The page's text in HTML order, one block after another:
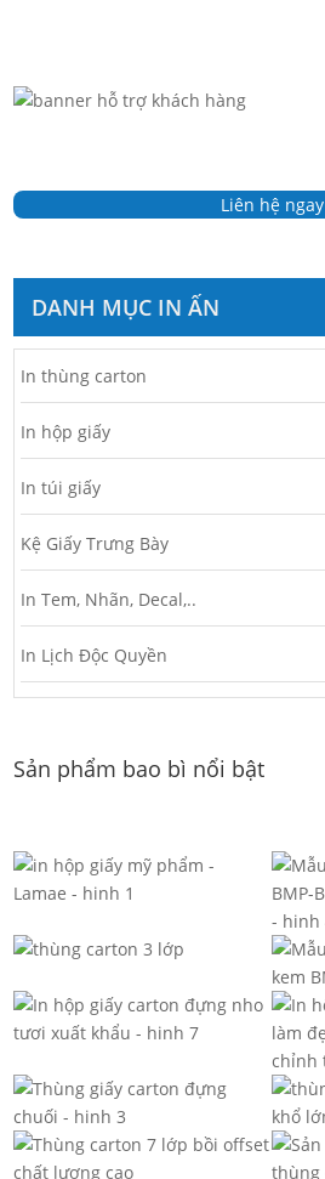
Liên hệ ngay
DANH MỤC IN ẤN
In thùng carton
In hộp giấy
In túi giấy
Kệ Giấy Trưng Bày
In Tem, Nhãn, Decal,..
In Lịch Độc Quyền
Sản phẩm bao bì nổi bật